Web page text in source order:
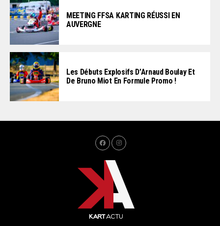
MEETING FFSA KARTING RÉUSSI EN
AUVERGNE
Les Débuts Explosifs D’Arnaud Boulay Et
De Bruno Miot En Formule Promo !